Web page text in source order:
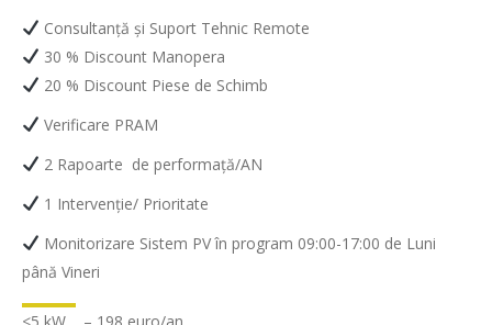
Consultanță și Suport Tehnic Remote
30 % Discount Manopera
20 % Discount Piese de Schimb
Verificare PRAM
2 Rapoarte de performață/AN
1 Intervenție/ Prioritate
Monitorizare Sistem PV în program 09:00-17:00 de Luni
până Vineri